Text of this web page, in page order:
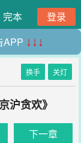
完本
登录
APP ↓↓↓
换手 关灯
沪贪欢》
下一章